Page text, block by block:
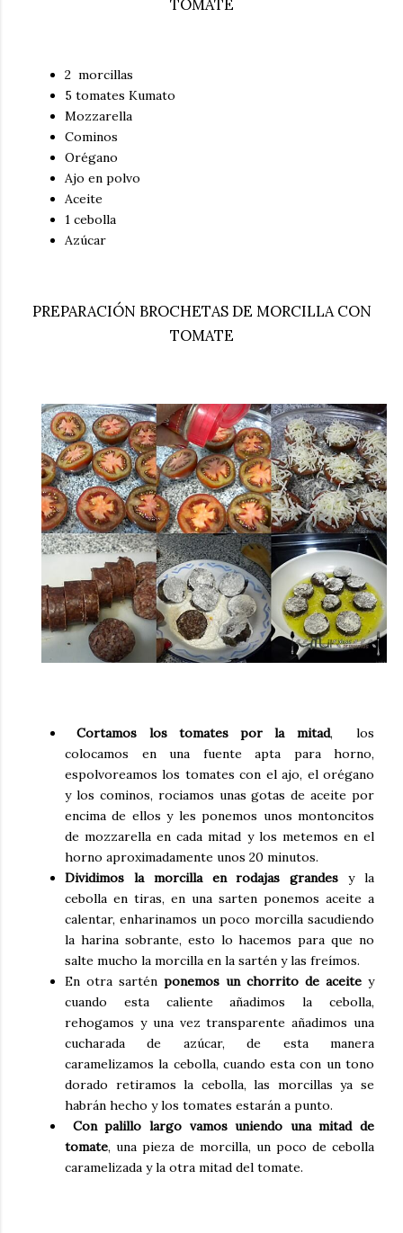
TOMATE
2 morcillas
5 tomates Kumato
Mozzarella
Cominos
Orégano
Ajo en polvo
Aceite
1 cebolla
Azúcar
PREPARACIÓN BROCHETAS DE MORCILLA CON
TOMATE
Cortamos los tomates por la mitad, los
colocamos en una fuente apta para horno,
espolvoreamos los tomates con el ajo, el orégano
y los cominos, rociamos unas gotas de aceite por
encima de ellos y les ponemos unos montoncitos
de mozzarella en cada mitad y los metemos en el
horno aproximadamente unos 20 minutos.
Dividimos la morcilla en rodajas grandes y la
cebolla en tiras, en una sarten ponemos aceite a
calentar, enharinamos un poco morcilla sacudiendo
la harina sobrante, esto lo hacemos para que no
salte mucho la morcilla en la sartén y las freímos.
En otra sartén ponemos un chorrito de aceite y
cuando esta caliente añadimos la cebolla,
rehogamos y una vez transparente añadimos una
cucharada de azúcar, de esta manera
caramelizamos la cebolla, cuando esta con un tono
dorado retiramos la cebolla, las morcillas ya se
habrán hecho y los tomates estarán a punto.
Con palillo largo vamos uniendo una mitad de
tomate, una pieza de morcilla, un poco de cebolla
caramelizada y la otra mitad del tomate.